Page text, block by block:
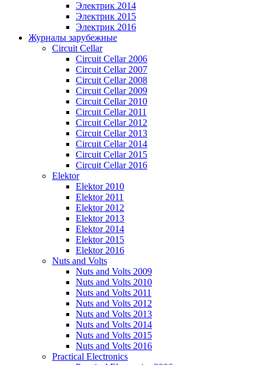
Электрик 2014
Электрик 2015
Электрик 2016
Журналы зарубежные
Circuit Cellar
Circuit Cellar 2006
Circuit Cellar 2007
Circuit Cellar 2008
Circuit Cellar 2009
Circuit Cellar 2010
Circuit Cellar 2011
Circuit Cellar 2012
Circuit Cellar 2013
Circuit Cellar 2014
Circuit Cellar 2015
Circuit Cellar 2016
Elektor
Elektor 2010
Elektor 2011
Elektor 2012
Elektor 2013
Elektor 2014
Elektor 2015
Elektor 2016
Nuts and Volts
Nuts and Volts 2009
Nuts and Volts 2010
Nuts and Volts 2011
Nuts and Volts 2012
Nuts and Volts 2013
Nuts and Volts 2014
Nuts and Volts 2015
Nuts and Volts 2016
Practical Electronics